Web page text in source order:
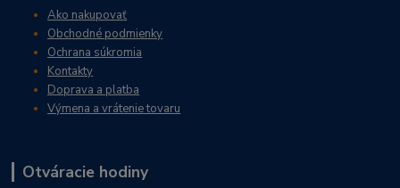
Ako nakupovať
Obchodné podmienky
Ochrana súkromia
Kontakty
Doprava a platba
Výmena a vrátenie tovaru
Otváracie hodiny